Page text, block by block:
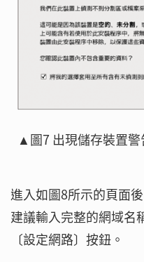
▲圖7 出現儲存裝置警
進入如圖8所示的頁面
建議輸入完整的網域名
〔設定網路〕按鈕。